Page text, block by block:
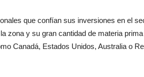
que confían sus inversiones en el
zona y su gran cantidad de materia
Canadá, Estados Unidos, Australia o